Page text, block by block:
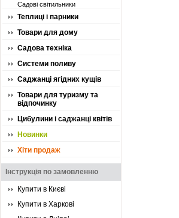
Садові світильники
Теплиці і парники
Товари для дому
Садова техніка
Системи поливу
Саджанці ягідних кущів
Товари для туризму та
відпочинку
Цибулини і саджанці квітів
Новинки
Хіти продаж
Інструкція по замовленню
Купити в Києві
Купити в Харкові